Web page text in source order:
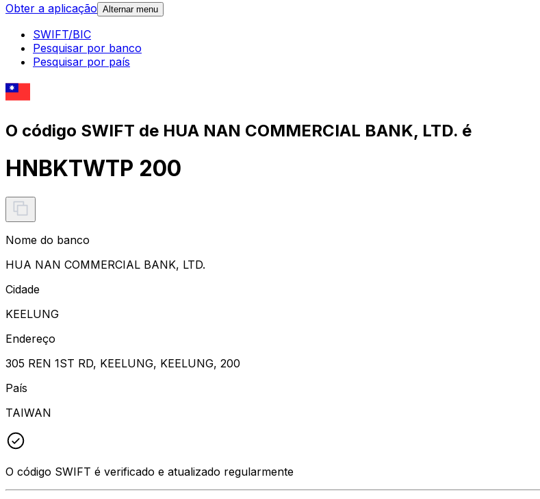
Obter a aplicação Alternar menu
SWIFT/BIC
Pesquisar por banco
Pesquisar por país
O código SWIFT de HUA NAN COMMERCIAL BANK, LTD. é
HNBKTWTP 200
Nome do banco
HUA NAN COMMERCIAL BANK, LTD.
Cidade
KEELUNG
Endereço
305 REN 1ST RD, KEELUNG, KEELUNG, 200
País
TAIWAN
O código SWIFT é verificado e atualizado regularmente